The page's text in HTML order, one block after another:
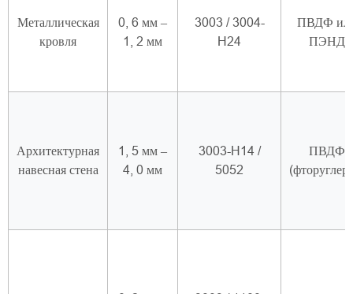
Металлическая
кровля
0, 6 мм –
1, 2 мм
3003 / 3004-
H24
ПВДФ
ПЭНД
Архитектурная
навесная стена
1, 5 мм –
4, 0 мм
3003-H14 /
5052
ПВДФ